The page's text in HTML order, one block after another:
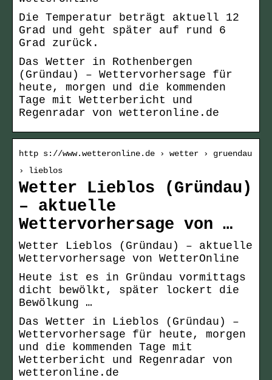
Die Temperatur beträgt aktuell 12
Grad und geht später auf rund 6
Grad zurück.
Das Wetter in Rothenbergen
(Gründau) – Wettervorhersage für
heute, morgen und die kommenden
Tage mit Wetterbericht und
Regenradar von wetteronline.de
http s://www.wetteronline.de › wetter › gruendau
› lieblos
Wetter Lieblos (Gründau)
– aktuelle
Wettervorhersage von …
Wetter Lieblos (Gründau) – aktuelle
Wettervorhersage von WetterOnline
Heute ist es in Gründau vormittags
dicht bewölkt, später lockert die
Bewölkung …
Das Wetter in Lieblos (Gründau) –
Wettervorhersage für heute, morgen
und die kommenden Tage mit
Wetterbericht und Regenradar von
wetteronline.de